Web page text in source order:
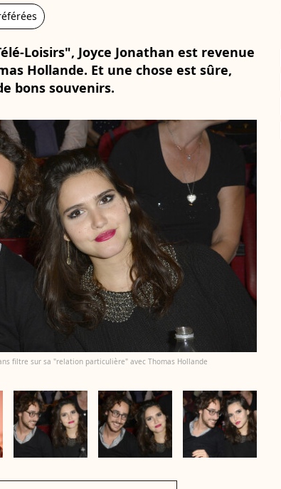
Loisirs", Joyce Jonathan est revenue
Hollande. Et une chose est sûre,
bons souvenirs.
filtre sur sa "relation particulière" avec Thomas Hollande